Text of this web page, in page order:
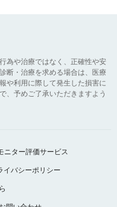
為や治療ではなく、正確性や安
断・治療を求める場合は、医療
や利用に際して発生した損害に
、予めご了承いただきますよう
ニター評価サービス
イバシーポリシー